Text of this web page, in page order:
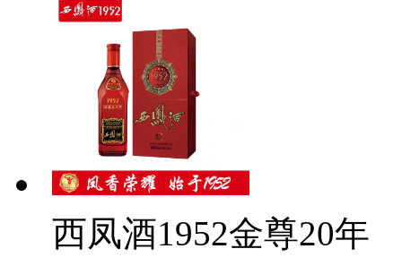
西凤酒1952金尊20年